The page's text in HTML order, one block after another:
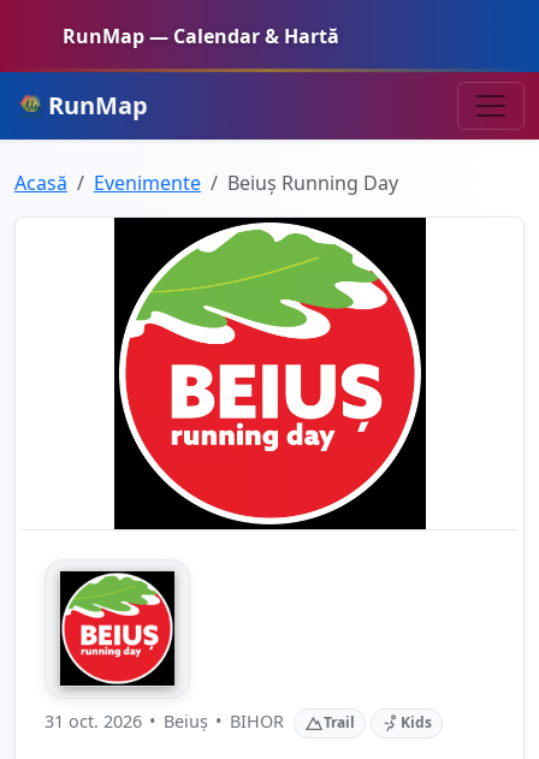
RunMap — Calendar & Hartă
RunMap
Acasă Evenimente Beiuș Running Day
31 oct. 2026 • Beiuș • BIHOR Trail Kids